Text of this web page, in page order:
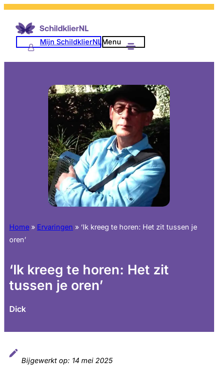
Mijn SchildklierNLMenu
Home » Ervaringen » ‘Ik kreeg te horen: Het zit tussen je
oren’
‘Ik kreeg te horen: Het zit
tussen je oren’
Dick
Bijgewerkt op: 14 mei 2025